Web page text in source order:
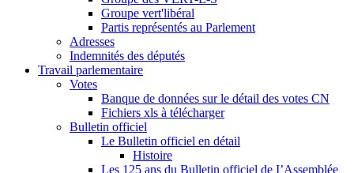
Groupe vert'libéral
Partis représentés au Parlement
Adresses
Indemnités des députés
Travail parlementaire
Votes
Banque de données sur le détail des votes CN
Fichiers xls à télécharger
Bulletin officiel
Le Bulletin officiel en détail
Histoire
Les 125 ans du Bulletin officiel de I’Assemblée